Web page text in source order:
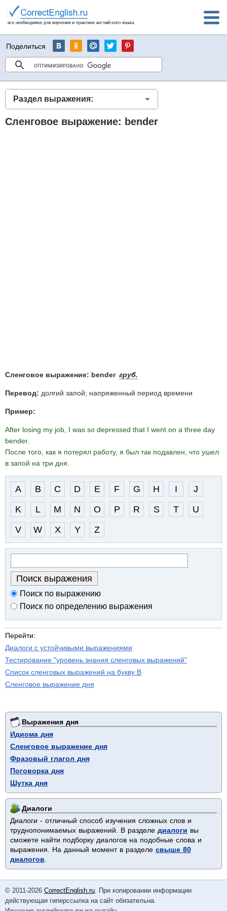
Поделиться
Раздел выражения:
Сленговое выражение: bender
Сленговое выражение: bender груб.
Перевод: долгий запой; напряженный период времени
Пример:
After losing my job, I was so depressed that I went on a three day
bender.
После того, как я потерял работу, я был так подавлен, что ушел
в запой на три дня.
A B C D E F G H I
J
K
L M N O P R S T
U
V
W X Y Z
Поиск по выражению
Поиск по определению выражения
Перейти:
Диалоги с устойчивыми выражениями
Тестирование "уровень знания сленговых выражений"
Список сленговых выражений на букву B
Сленговое выражение дня
Выражения дня
Идиома дня
Сленговое выражение дня
Фразовый глагол дня
Поговорка дня
Шутка дня
Диалоги
Диалоги - отличный способ изучения сложных слов и
труднопонимаемых выражений. В разделе диалоги вы
сможете найти подборку диалогов на подобные слова и
выражения. На данный момент в разделе свыше 80
диалогов.
© 2011-2026 CorrectEnglish.ru. При копировании информации
действующая гиперссылка на сайт обязательна.